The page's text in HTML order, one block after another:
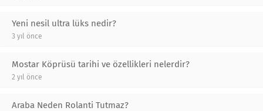
Yeni nesil ultra lüks nedir?
3 yıl önce
Mostar Köprüsü tarihi ve özellikleri nelerdir?
2 yıl önce
Araba Neden Rolanti Tutmaz?